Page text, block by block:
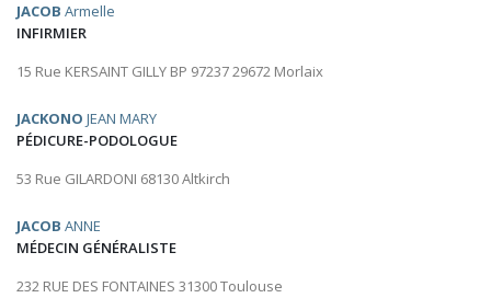
JACOB Armelle
INFIRMIER
15 Rue KERSAINT GILLY BP 97237 29672 Morlaix
JACKONO JEAN MARY
PÉDICURE-PODOLOGUE
53 Rue GILARDONI 68130 Altkirch
JACOB ANNE
MÉDECIN GÉNÉRALISTE
232 RUE DES FONTAINES 31300 Toulouse